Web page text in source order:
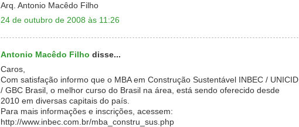
Arq. Antonio Macêdo Filho
24 de outubro de 2008 às 11:26
Antonio Macêdo Filho disse...
Caros,
Com satisfação informo que o MBA em Construção Sustentável INBEC / UNICID
/ GBC Brasil, o melhor curso do Brasil na área, está sendo oferecido desde
2010 em diversas capitais do país.
Para mais informações e inscrições, acessem:
http://www.inbec.com.br/mba_constru_sus.php